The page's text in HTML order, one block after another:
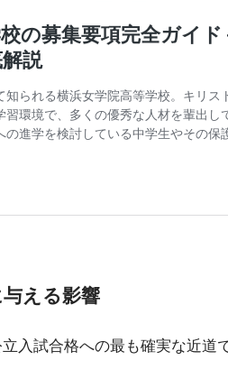
える影響
入試合格への最も確実な近